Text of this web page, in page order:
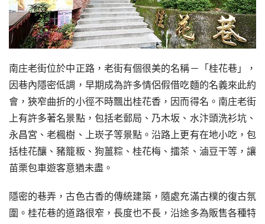
南庄老街位於中正路，老街有個很美的名稱－「桂花巷」，
因巷內隱密低調，早期成為許多情侶假借吃麵的名義來此約
會，狹窄曲折的小徑不時飄出桂花香，因而得名。南庄老街
上有許多著名景點，包括老郵局、乃木坂、水汴頭洗衫坑、
永昌宮、老楓樹、上崁子等景點。沿路上更有在地小吃，包
括桂花釀、豬籠粄、狗薑粽、桂花梅、擂茶、滷豆干等，讓
苗栗包車遊客意猶未盡。
隱密的巷弄，古色古香的傳統建築，隨處充滿古樸的復古氛
圍。桂花巷的道路很窄，長度也不長，沿途多為販售各種特